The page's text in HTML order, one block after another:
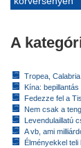
A
Tropea,
Kína:
Fedezze fel a
Nem csak a
Levendulaillatú
A vb, ami
Élményekkel